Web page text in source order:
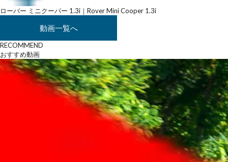
ローバー ミニクーパー 1.3i｜Rover Mini Cooper 1.3i
動画一覧へ
RECOMMEND
おすすめ動画